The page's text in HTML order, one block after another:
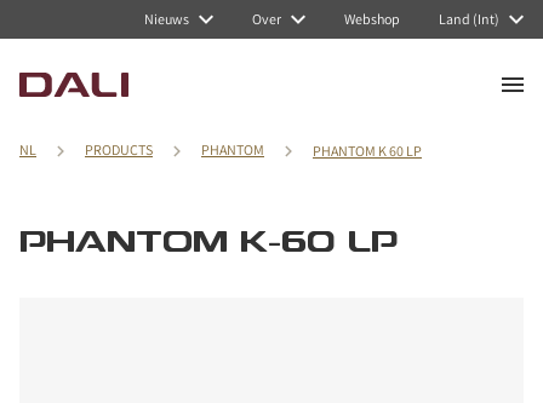
Nieuws Over Webshop Land (Int)
NL PRODUCTS PHANTOM PHANTOM K 60 LP
PHANTOM K-60 LP